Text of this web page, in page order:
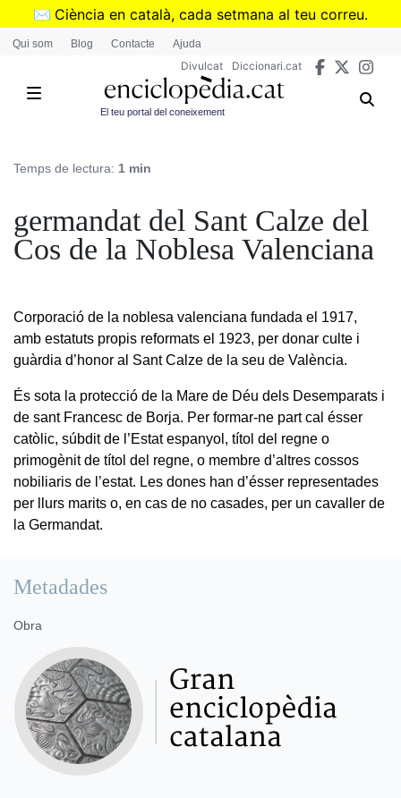
Vés
✉️ Ciència en català, cada setmana al teu correu.
➜Subscriu-te al butlletí de Divulcat
Qui som Blog Contacte Ajuda
Divulcat Diccionari.cat
El teu portal del coneixement
Temps de lectura: 1 min
germandat del Sant Calze del
Cos de la Noblesa Valenciana
Corporació de la noblesa valenciana fundada el 1917,
amb estatuts propis reformats el 1923, per donar culte i
guàrdia d’honor al Sant Calze de la seu de València.
És sota la protecció de la Mare de Déu dels Desemparats i
de sant Francesc de Borja. Per formar-ne part cal ésser
catòlic, súbdit de l’Estat espanyol, títol del regne o
primogènit de títol del regne, o membre d’altres cossos
nobiliaris de l’estat. Les dones han d’ésser representades
per llurs marits o, en cas de no casades, per un cavaller de
la Germandat.
Metadades
Obra